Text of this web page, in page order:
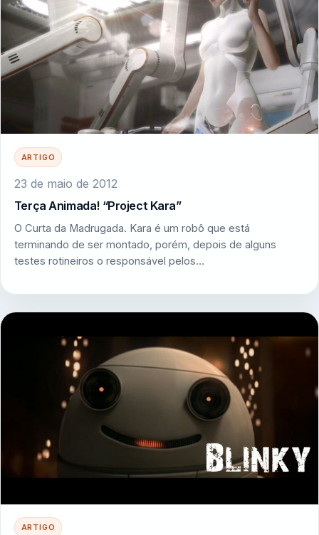
ARTIGO
23 de maio de 2012
Terça Animada! “Project Kara”
O Curta da Madrugada. Kara é um robô que está
terminando de ser montado, porém, depois de alguns
testes rotineiros o responsável pelos…
ARTIGO